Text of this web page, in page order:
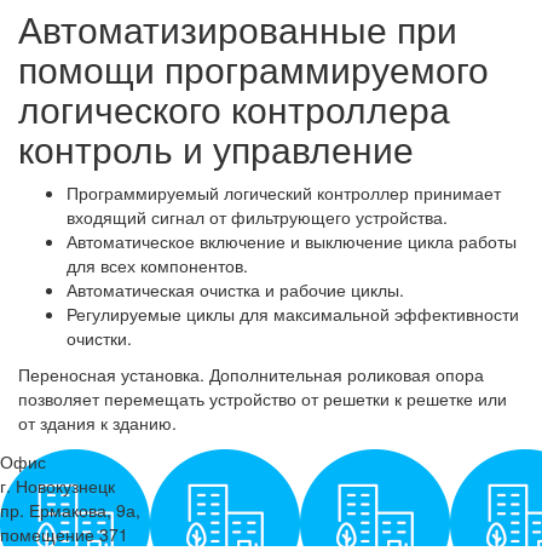
Автоматизированные при
помощи программируемого
логического контроллера
контроль и управление
Программируемый логический контроллер принимает
входящий сигнал от фильтрующего устройства.
Автоматическое включение и выключение цикла работы
для всех компонентов.
Автоматическая очистка и рабочие циклы.
Регулируемые циклы для максимальной эффективности
очистки.
Переносная установка. Дополнительная роликовая опора
позволяет перемещать устройство от решетки к решетке или
от здания к зданию.
Офис
г. Новокузнецк
пр. Ермакова, 9а,
помещение 371